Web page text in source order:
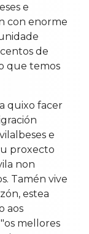
e
con enorme
de
que temos
quixo facer
e
proxecto
non
Tamén vive
estea
aos
mellores